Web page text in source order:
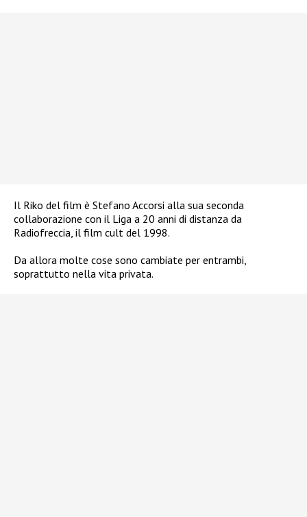
Il Riko del film è Stefano Accorsi alla sua seconda
collaborazione con il Liga a 20 anni di distanza da
Radiofreccia, il film cult del 1998.
Da allora molte cose sono cambiate per entrambi,
soprattutto nella vita privata.